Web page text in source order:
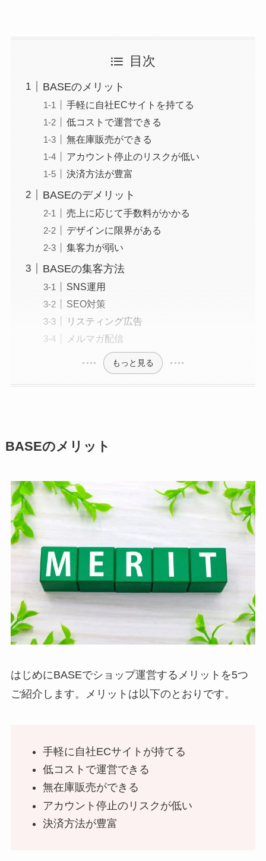
目次
BASEのメリット
手軽に自社ECサイトを持てる
低コストで運営できる
無在庫販売ができる
アカウント停止のリスクが低い
決済方法が豊富
BASEのデメリット
売上に応じて手数料がかかる
デザインに限界がある
集客力が弱い
BASEの集客方法
SNS運用
SEO対策
リスティング広告
メルマガ配信
もっと見る
BASEのメリット
はじめにBASEでショップ運営するメリットを5つ
ご紹介します。メリットは以下のとおりです。
手軽に自社ECサイトが持てる
低コストで運営できる
無在庫販売ができる
アカウント停止のリスクが低い
決済方法が豊富